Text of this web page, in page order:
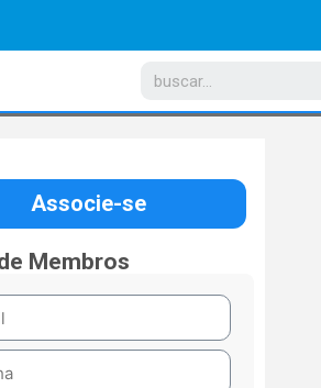
Associe-se
Membros